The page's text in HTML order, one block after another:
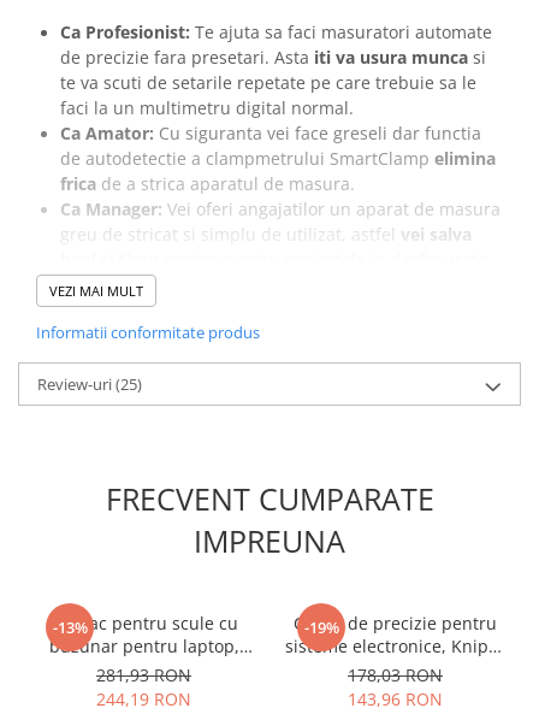
Ca Profesionist: Te ajuta sa faci masuratori automate
de precizie fara presetari. Asta iti va usura munca si
te va scuti de setarile repetate pe care trebuie sa le
faci la un multimetru digital normal.
Ca Amator: Cu siguranta vei face greseli dar functia
de autodetectie a clampmetrului SmartClamp elimina
frica de a strica aparatul de masura.
Ca Manager: Vei oferi angajatilor un aparat de masura
greu de stricat si simplu de utilizat, astfel vei salva
Prezentare:
VEZI MAI MULT
Informatii conformitate produs
Review-uri(25)
FRECVENT CUMPARATE
IMPREUNA
-13%
Rucsac pentru scule cu
buzunar pentru laptop,
Irimo 9022-BP1
281,93 RON
244,19 RON
-19%
Cleste de precizie pentru
sisteme electronice, Knipex
35 32 115
178,03 RON
143,96 RON